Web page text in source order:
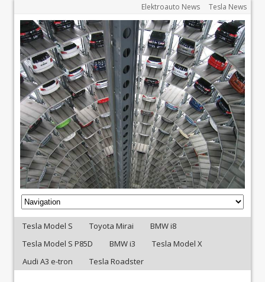
Elektroauto News Tesla News
Tesla Model S Toyota Mirai
BMW i8
Tesla Model S P85D
BMW i3
Tesla Model X
Audi A3 e-tron
Tesla Roadster